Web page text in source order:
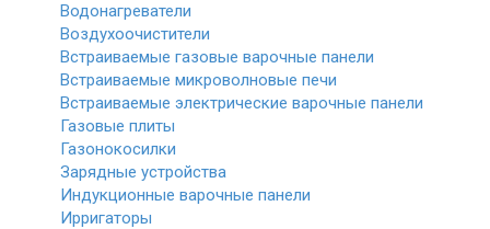
Водонагреватели
Воздухоочистители
Встраиваемые газовые варочные панели
Встраиваемые микроволновые печи
Встраиваемые электрические варочные панели
Газовые плиты
Газонокосилки
Зарядные устройства
Индукционные варочные панели
Ирригаторы